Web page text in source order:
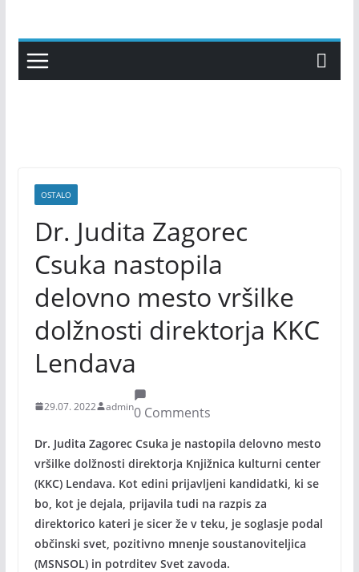
content
OSTALO
Dr. Judita Zagorec
Csuka nastopila
delovno mesto vršilke
dolžnosti direktorja KKC
Lendava
29.07. 2022 admin0 Comments
Dr. Judita Zagorec Csuka je nastopila delovno mesto
vršilke dolžnosti direktorja Knjižnica kulturni center
(KKC) Lendava. Kot edini prijavljeni kandidatki, ki se
bo, kot je dejala, prijavila tudi na razpis za
direktorico kateri je sicer že v teku, je soglasje podal
občinski svet, pozitivno mnenje soustanoviteljica
(MSNSOL) in potrditev Svet zavoda.